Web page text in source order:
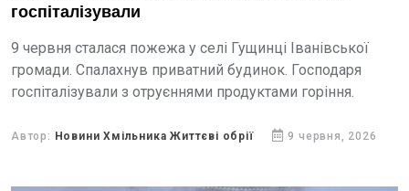
госпіталізували
9 червня сталася пожежа у селі Гущинці Іванівської
громади. Спалахнув приватний будинок. Господаря
госпіталізували з отруєннями продуктами горіння.
Автор: Новини Хмільника Життєві обрії 9 червня, 2026